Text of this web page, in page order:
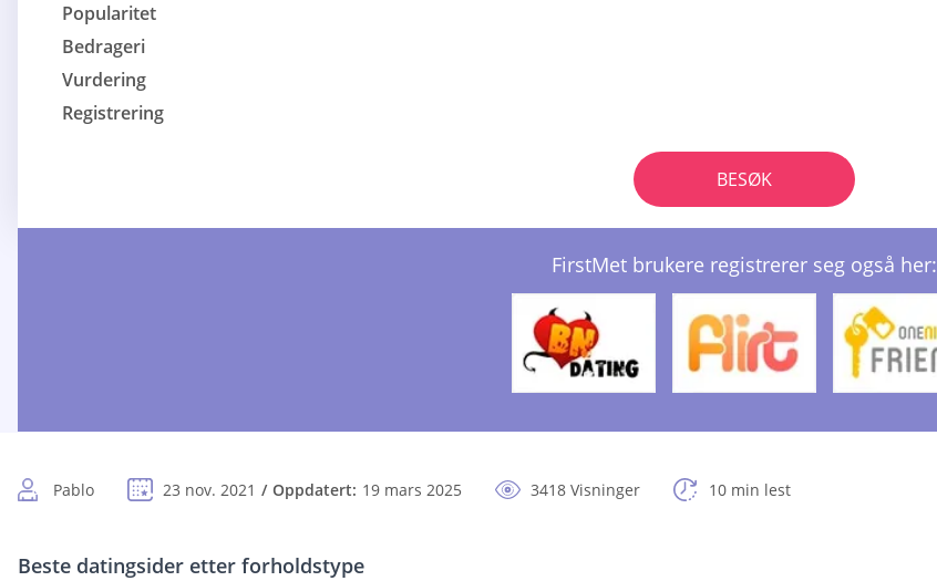
Popularitet
Bedrageri
Vurdering
Registrering
BESØK
FirstMet brukere registrerer seg også her:
Pablo 23 nov. 2021 Oppdatert: 19 mars 2025 3418 Visninger 10 min lest
Beste datingsider etter forholdstype